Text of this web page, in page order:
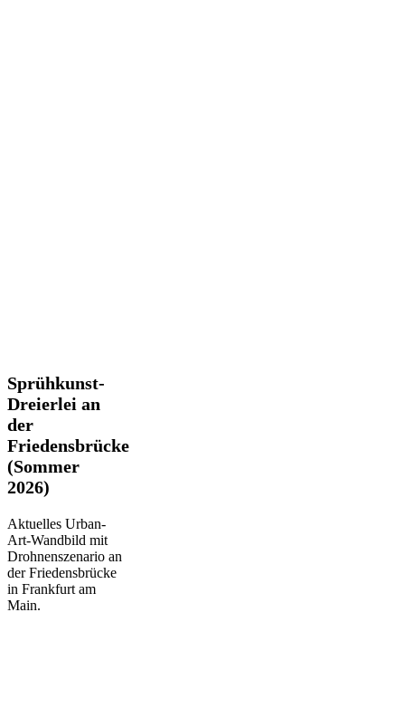
Sprühkunst-
Dreierlei
an
der
Friedensbrücke
(Sommer
2026)
Sprühkunst-
Dreierlei an
der
Friedensbrücke
(Sommer
2026)
Aktuelles Urban-
Art-Wandbild mit
Drohnenszenario an
der Friedensbrücke
in Frankfurt am
Main.